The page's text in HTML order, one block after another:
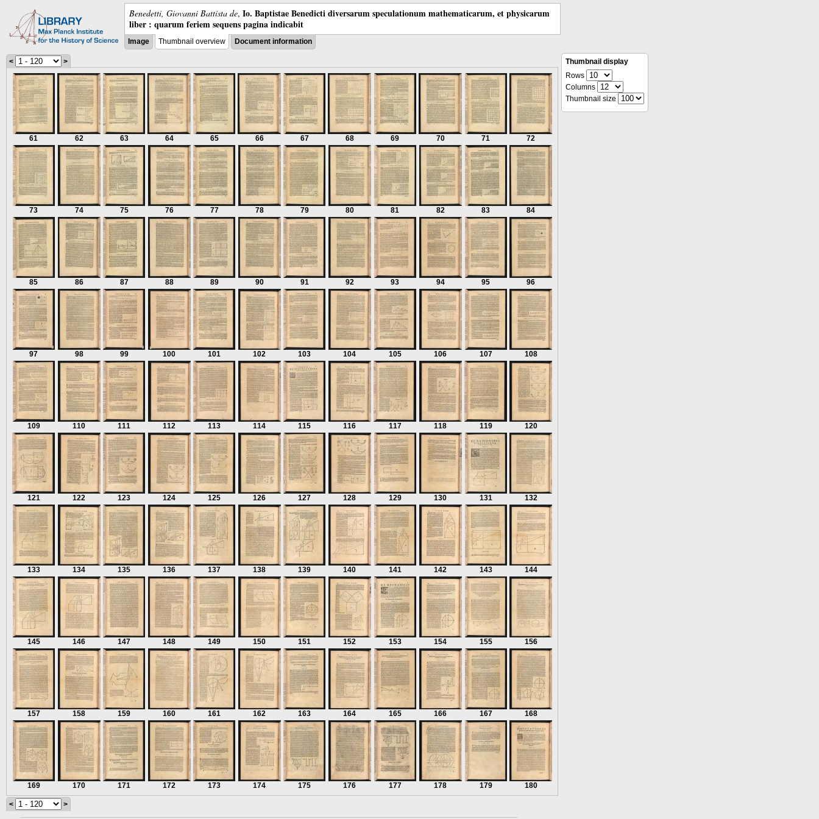
Benedetti, Giovanni Battista de, Io. Baptistae Benedicti diversarum speculationum mathematicarum, et physicarum
liber : quarum feriem sequens pagina indicabit
Image Thumbnail overview Document information
< >
61 62 63 64 65 66 67 68 69 70 71 72
73 74 75 76 77 78 79 80 81 82 83 84
85 86 87 88 89 90 91 92 93 94 95 96
97 98 99 100 101 102 103 104 105 106 107 108
109 110 111 112 113 114 115 116 117 118 119 120
121 122 123 124 125 126 127 128 129 130 131 132
133 134 135 136 137 138 139 140 141 142 143 144
145 146 147 148 149 150 151 152 153 154 155 156
157 158 159 160 161 162 163 164 165 166 167 168
169 170 171 172 173 174 175 176 177 178 179 180
< >
Thumbnail display
Rows
Columns
Thumbnail size